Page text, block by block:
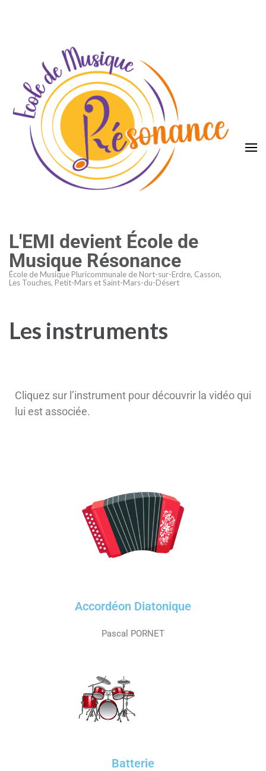
L'EMI devient École de
Musique Résonance
École de Musique Pluricommunale de Nort-sur-Erdre, Casson,
Les Touches, Petit-Mars et Saint-Mars-du-Désert
Les instruments
Cliquez sur l’instrument pour découvrir la vidéo qui
lui est associée.
Accordéon Diatonique
Pascal PORNET
Batterie